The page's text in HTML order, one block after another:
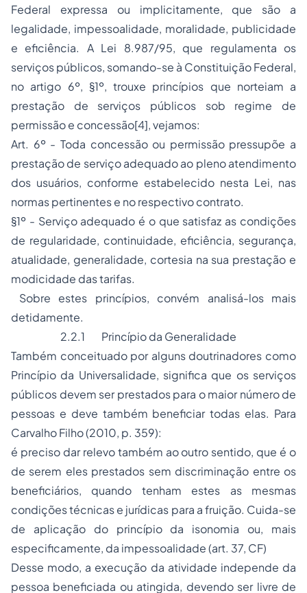
Federal expressa ou implicitamente, que são a
legalidade, impessoalidade, moralidade, publicidade
e eficiência. A Lei 8.987/95, que regulamenta os
serviços públicos, somando-se à Constituição Federal,
no artigo 6º, §1º, trouxe princípios que norteiam a
prestação de serviços públicos sob regime de
permissão e concessão[4], vejamos:
Art. 6º - Toda concessão ou permissão pressupõe a
prestação de serviço adequado ao pleno atendimento
dos usuários, conforme estabelecido nesta Lei, nas
normas pertinentes e no respectivo contrato.
§1º - Serviço adequado é o que satisfaz as condições
de regularidade, continuidade, eficiência, segurança,
atualidade, generalidade, cortesia na sua prestação e
modicidade das tarifas.
Sobre estes princípios, convém analisá-los mais
detidamente.
2.2.1 Princípio da Generalidade
Também conceituado por alguns doutrinadores como
Princípio da Universalidade, significa que os serviços
públicos devem ser prestados para o maior número de
pessoas e deve também beneficiar todas elas. Para
Carvalho Filho (2010, p. 359):
é preciso dar relevo também ao outro sentido, que é o
de serem eles prestados sem discriminação entre os
beneficiários, quando tenham estes as mesmas
condições técnicas e jurídicas para a fruição. Cuida-se
de aplicação do princípio da isonomia ou, mais
especificamente, da impessoalidade (art. 37, CF)
Desse modo, a execução da atividade independe da
pessoa beneficiada ou atingida, devendo ser livre de